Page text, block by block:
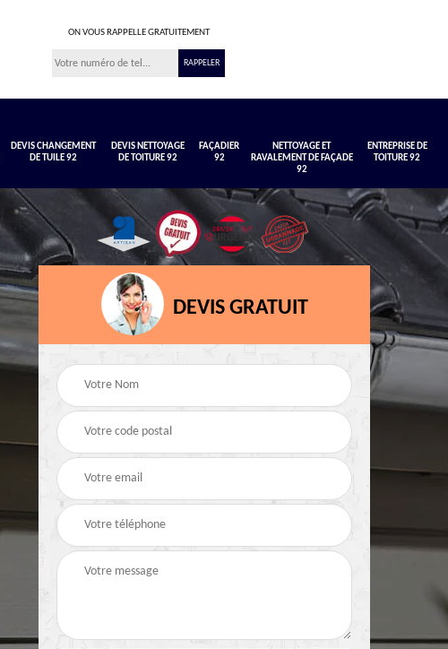
ON VOUS RAPPELLE GRATUITEMENT
DEVIS CHANGEMENT
DE TUILE 92
DEVIS NETTOYAGE
DE TOITURE 92
FAÇADIER
92
NETTOYAGE ET
RAVALEMENT DE FAÇADE
92
ENTREPRISE DE
TOITURE 92
Devis fuite de toiture
92 Hauts-de-Seine
Devis réparation de
toiture 92
DEVIS GRATUIT